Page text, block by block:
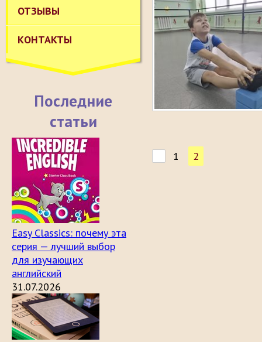
ОТЗЫВЫ
КОНТАКТЫ
Последние
статьи
Easy Classics: почему эта
серия — лучший выбор
для изучающих
английский
31.07.2026
1 2